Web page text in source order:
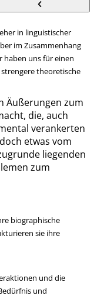
in linguistischer
im Zusammenhang
haben uns für einen
strengeretheoretische
Äußerungen zum
die, auch
verankerten
etwas vom
liegenden
zum
biographische
sie ihre
und die
und